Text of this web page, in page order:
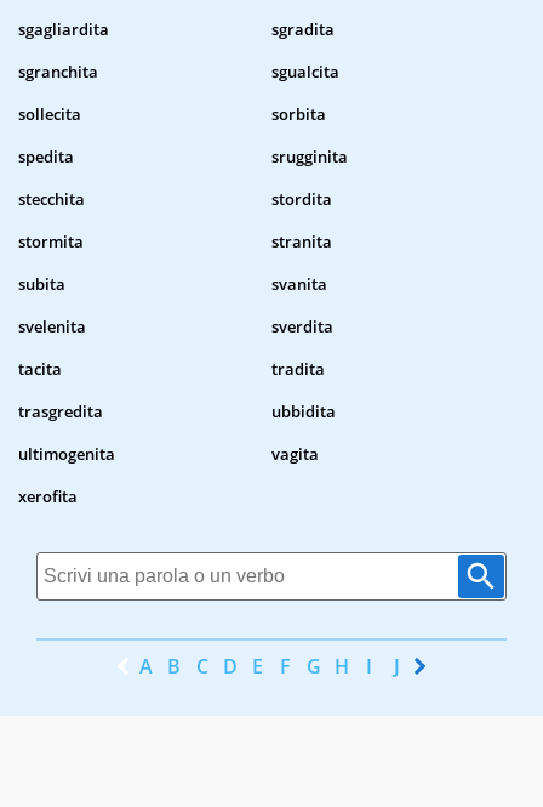
sgagliardita
sgradita
sgranchita
sgualcita
sollecita
sorbita
spedita
srugginita
stecchita
stordita
stormita
stranita
subita
svanita
svelenita
sverdita
tacita
tradita
trasgredita
ubbidita
ultimogenita
vagita
xerofita
A B C D E F G H I J K